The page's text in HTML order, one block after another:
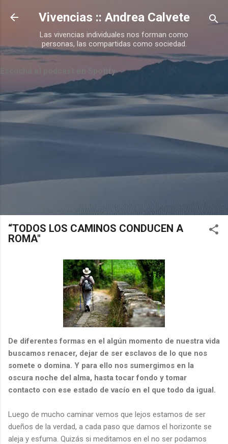
Ir al contenido principal
Vivencias :: Andrea Calvete
Las vivencias individuales nos forman como
personas, las compartidas como sociedad.
Escuchá el podcast en Spotify
“TODOS LOS CAMINOS CONDUCEN A
ROMA"
De diferentes formas en el algún momento de nuestra vida
buscamos renacer, dejar de ser esclavos de lo que nos
somete o domina. Y para ello nos sumergimos en la
oscura noche del alma, hasta tocar fondo y tomar
contacto con ese estado de vacío en el que todo da igual.
Luego de mucho caminar vemos que lejos estamos de ser
dueños de la verdad, a cada paso que damos el horizonte se
aleja y esfuma. Quizás si meditamos en el no ser podamos